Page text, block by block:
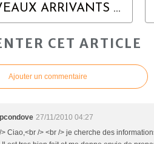
3 NOUVEAUX ARRIVANTS DANS MA CUISINE
CET ARTICLE
Ajouter un commentaire
27/11/2010 04:27
> Ciao,<br /> <br /> je cherche des